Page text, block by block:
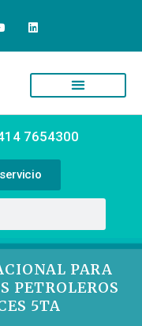
7654300
PARA
PETROLEROS
5TA